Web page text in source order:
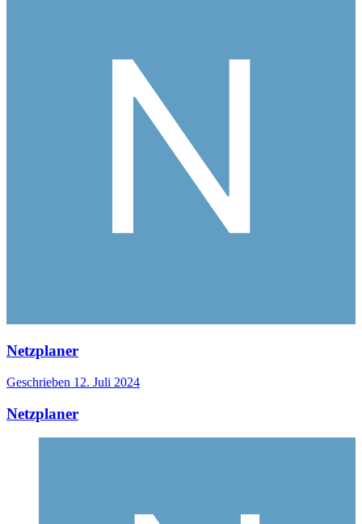
Netzplaner
Geschrieben 12. Juli 2024
Netzplaner